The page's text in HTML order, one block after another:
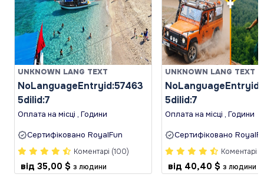
UNKNOWN LANG TEXT
NoLanguageEntryid:57463
5dilid:7
Оплата на місці , Години
Сертифіковано RoyalFun
Коментарі (100)
від 35,00 $ з людини
UNKNOWN LANG TEXT
5dilid:7
Оплата на місці , Години
Сертифіковано
Коментарі
від 40,40 $ з людини